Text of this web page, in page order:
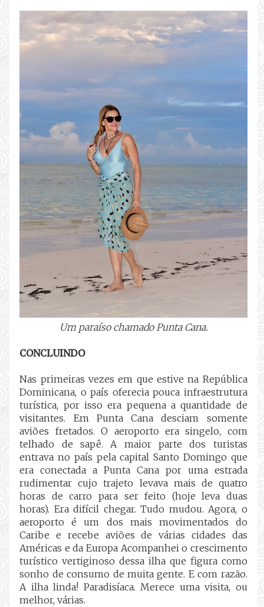
Um paraíso chamado Punta Cana.
CONCLUINDO
Nas primeiras vezes em que estive na República
Dominicana, o país oferecia pouca infraestrutura
turística, por isso era pequena a quantidade de
visitantes. Em Punta Cana desciam somente
aviões fretados. O aeroporto era singelo, com
telhado de sapê. A maior parte dos turistas
entrava no país pela capital Santo Domingo que
era conectada a Punta Cana por uma estrada
rudimentar cujo trajeto levava mais de quatro
horas de carro para ser feito (hoje leva duas
horas). Era difícil chegar. Tudo mudou. Agora, o
aeroporto é um dos mais movimentados do
Caribe e recebe aviões de várias cidades das
Américas e da Europa Acompanhei o crescimento
turístico vertiginoso dessa ilha que figura como
sonho de consumo de muita gente. E com razão.
A ilha linda! Paradisíaca. Merece uma visita, ou
melhor, várias.